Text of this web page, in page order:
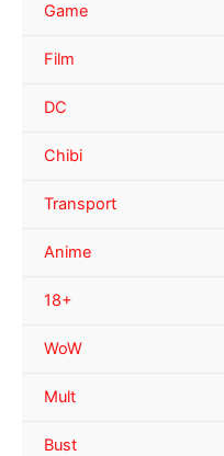
Game
Film
DC
Chibi
Transport
Anime
18+
WoW
Mult
Bust